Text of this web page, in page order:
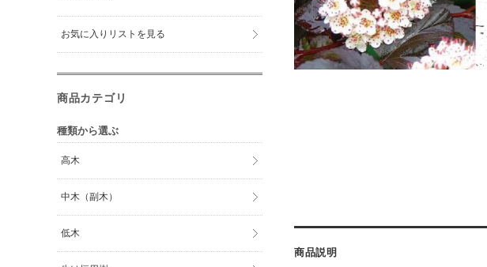
商品説明
お気に入りリストを見る
商品カテゴリ
種類から選ぶ
高木
中木（副木）
低木